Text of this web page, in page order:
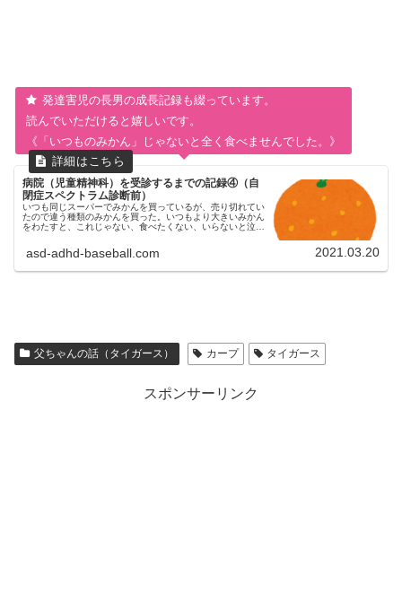
発達害児の長男の成長記録も綴っています。
読んでいただけると嬉しいです。
《「いつものみかん」じゃないと全く食べませんでした。》
病院（児童精神科）を受診するまでの記録④（自
閉症スペクトラム診断前）
いつも同じスーパーでみかんを買っているが、売り切れてい
たので違う種類のみかんを買った。いつもより大きいみかん
をわたすと、これじゃない、食べたくない、いらないと泣き
asd-adhd-baseball.com 2021.03.20
父ちゃんの話（タイガース） カープ タイガース
スポンサーリンク